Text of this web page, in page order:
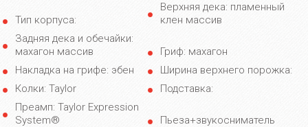
Тип корпуса:
Верхняя дека: пламенный
клен массив
Задняя дека и обечайки:
махагон массив
Гриф: махагон
Накладка на грифе: эбен
Ширина верхнего порожка:
Колки: Taylor
Подставка:
Преамп: Taylor Expression
System®
Пьеза+звукосниматель